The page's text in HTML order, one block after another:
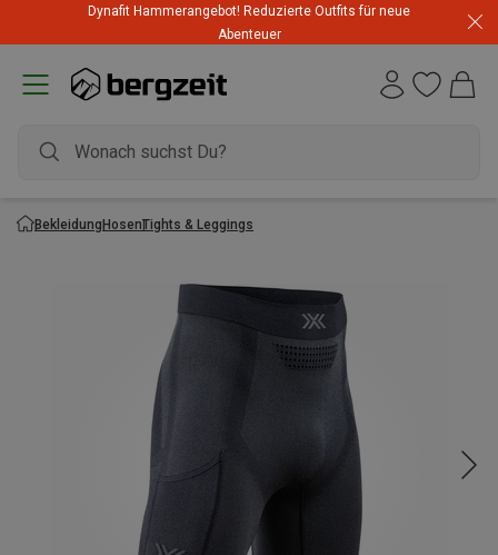
Dynafit Hammerangebot! Reduzierte Outfits für neue
Abenteuer
BekleidungHosenTights & Leggings